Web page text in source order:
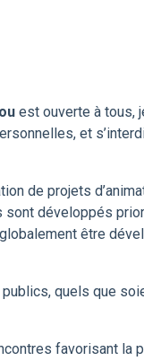
est ouverte à tous,
et
de projets
développés
être
quels que
favorisant la